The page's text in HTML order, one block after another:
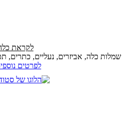
לקראת
שמלות כלה, אביזרים, נעליים, כתרים,
לפרטים